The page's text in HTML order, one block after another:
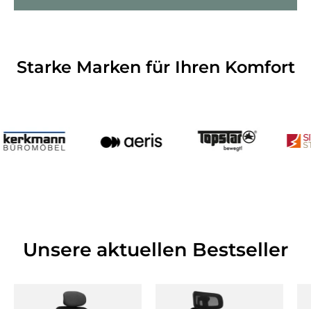
Starke Marken für Ihren Komfort
Unsere aktuellen Bestseller